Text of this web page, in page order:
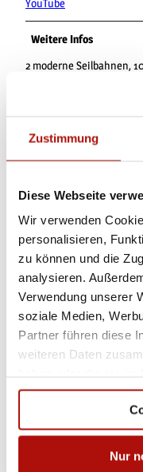
Zustimmung
Diese Webseite
Wir verwenden
personalisieren,
zu können und die
analysieren.
Verwendung unserer
soziale Medien,
Partner führen diese
weiteren Daten
gesammelt haben.
Nur
YouTube
Weitere Infos
2 moderne Seilbahnen,
MTB Zone Willingen UG
Organisation
Tourist-Information
Lizenz (Stammdaten)
Tourist-Information
optimiert oder erstellt.